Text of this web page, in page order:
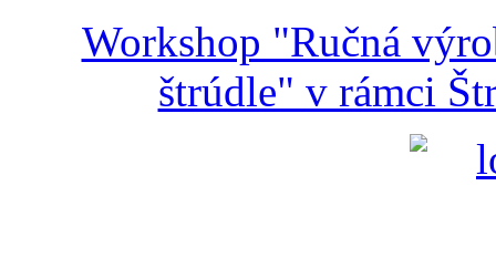
Workshop "Ručná
štrúdle" v rámci